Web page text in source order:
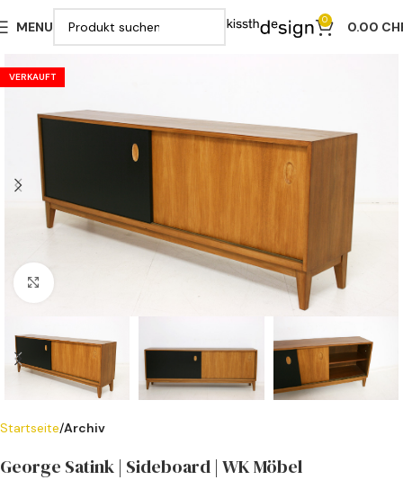
MENU 0 0.00
VERKAUFT
Klicken zu vergrößern
Startseite Archiv
George Satink | Sideboard | WK Möbel